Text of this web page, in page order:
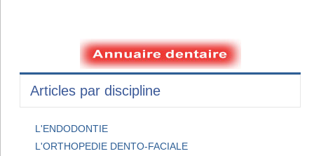
Articles par discipline
L'ENDODONTIE
L'ORTHOPEDIE DENTO-FACIALE